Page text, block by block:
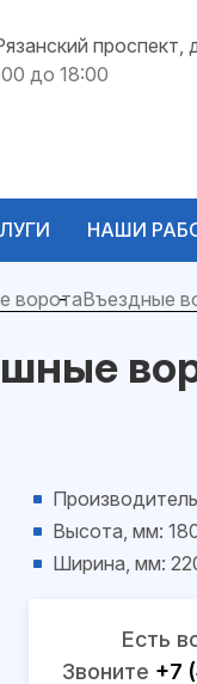
проспект,
до 18:00
НАШИ
воротаВъездные
Высота, мм:
Ширина, мм:
Есть
Звоните +7